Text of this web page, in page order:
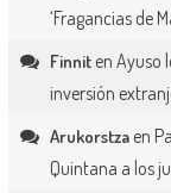
‘Fragancias de
Finniten Ayuso
inversión
Arukorstzaen
Quintana a los